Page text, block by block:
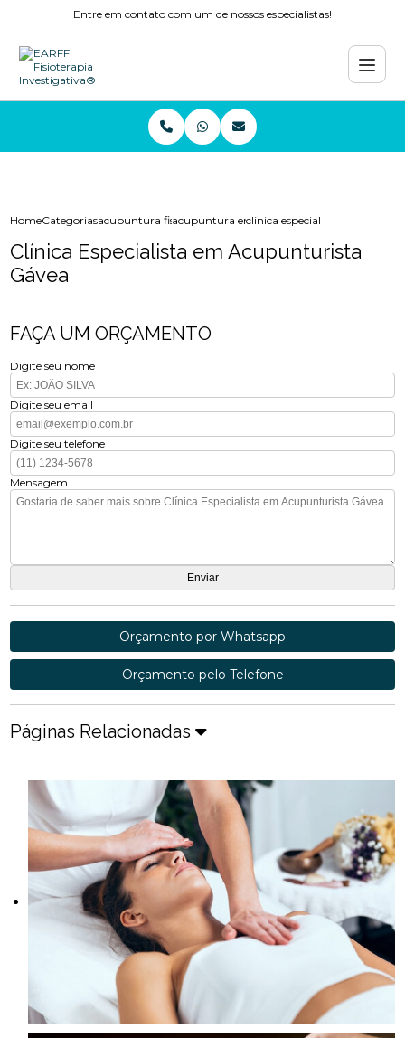
Entre em contato com um de nossos especialistas!
HomeCategoriasacupuntura fisioterapiaacupuntura em niteroiclinica especialista em
Clínica Especialista em Acupunturista
Gávea
FAÇA UM ORÇAMENTO
Digite seu nome
Digite seu email
Digite seu telefone
Mensagem
Orçamento por Whatsapp
Orçamento pelo Telefone
Páginas Relacionadas